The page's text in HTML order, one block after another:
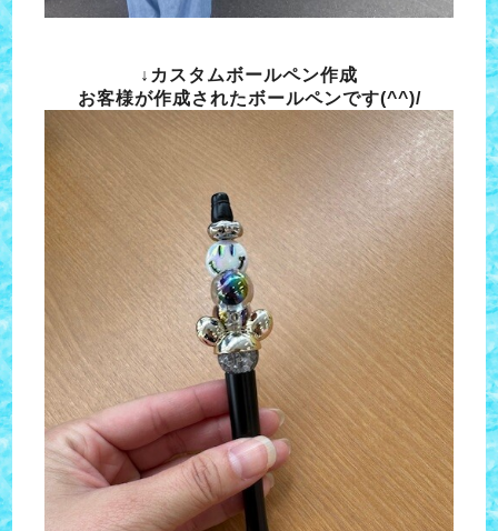
↓カスタムボールペン作成
お客様が作成されたボールペンです(^^)/